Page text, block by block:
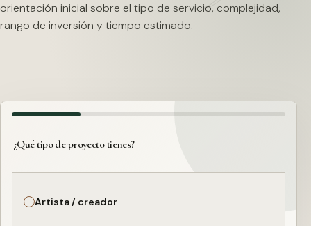
orientación inicial sobre el tipo de servicio, complejidad,
rango de inversión y tiempo estimado.
¿Qué tipo de proyecto tienes?
Artista / creador